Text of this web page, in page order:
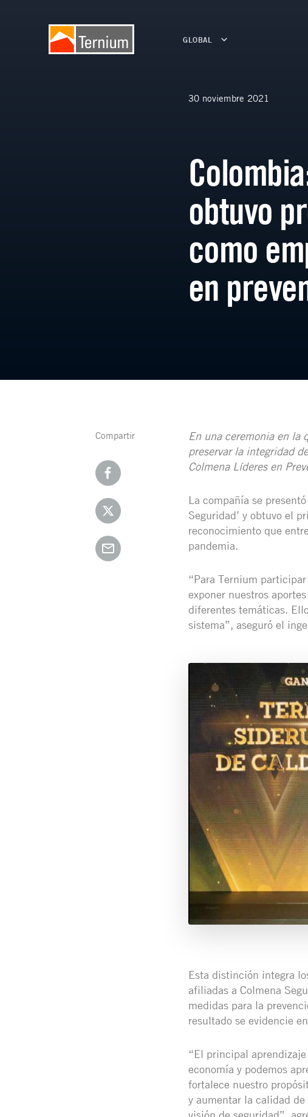
GLOBAL
30 noviembre 2021
obtuvo
como
en
Compartir
En una ceremonia en la
preservar la integridad
Colmena Líderes en
La compañía se
Seguridad’ y obtuvo el
reconocimiento que
pandemia.
“Para Ternium
exponer nuestros
diferentes temáticas.
sistema”, aseguró el
Esta distinción integra
afiliadas a Colmena
medidas para la
resultado se evidencie
“El principal
economía y podemos
fortalece nuestro
y aumentar la calidad